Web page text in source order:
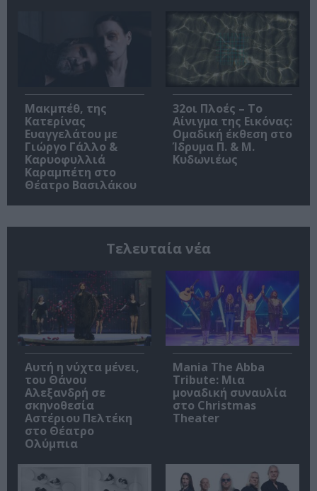
Μακμπέθ, της
Κατερίνας
Ευαγγελάτου με
Γιώργο Γάλλο &
Καρυοφυλλιά
Καραμπέτη στο
Θέατρο Βασιλάκου
32οι Πλοές – Το
Αίνιγμα της Εικόνας:
Ομαδική έκθεση στο
Ίδρυμα Π. & Μ.
Κυδωνιέως
Τελευταία νέα
Αυτή η νύχτα μένει,
του Θάνου
Αλεξανδρή σε
σκηνοθεσία
Αστέριου Πελτέκη
στο Θέατρο
Ολύμπια
Mania The Abba
Tribute: Μια
μοναδική συναυλία
στο Christmas
Theater